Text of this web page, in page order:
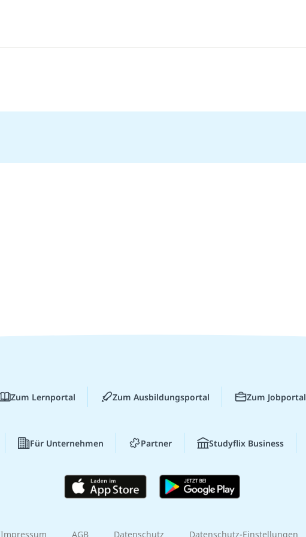
Zum Lernportal Zum Ausbildungsportal Zum Jobportal
Für Unternehmen Partner Studyflix Business
Impressum AGB Datenschutz Datenschutz-Einstellungen